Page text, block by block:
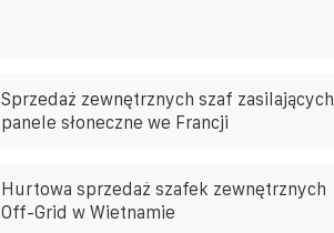
Sprzedaż zewnętrznych szaf zasilających
panele słoneczne we Francji
Hurtowa sprzedaż szafek zewnętrznych
Off-Grid w Wietnamie